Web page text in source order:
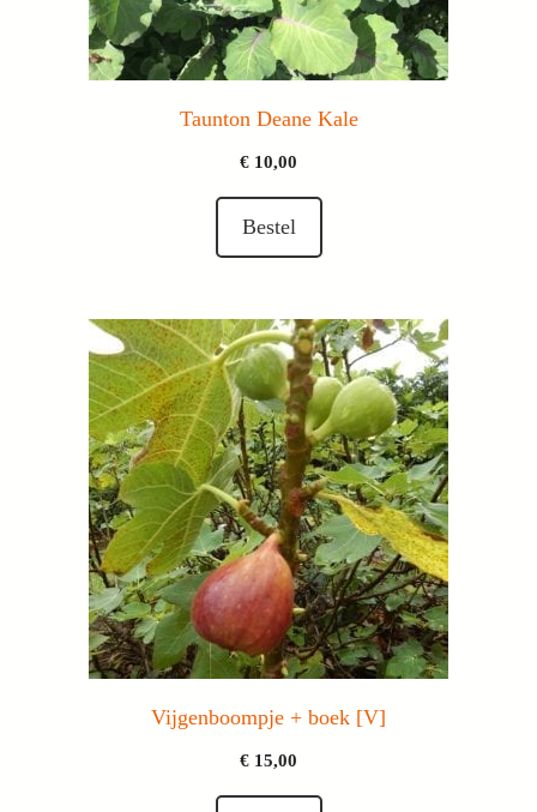
Taunton Deane Kale
€ 10,00
Bestel
Vijgenboompje + boek [V]
€ 15,00